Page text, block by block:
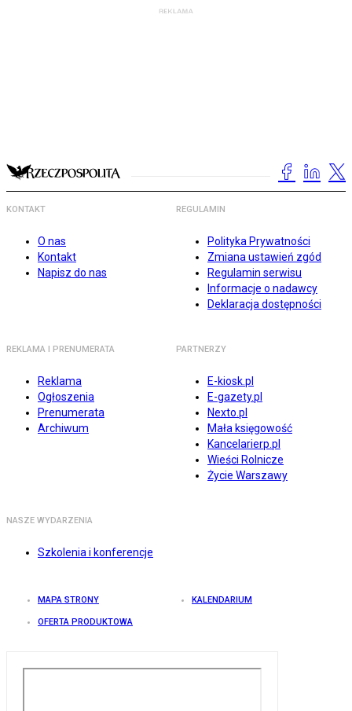
KONTAKT
O nas
Kontakt
Napisz do nas
REGULAMIN
Polityka Prywatności
Zmiana ustawień zgód
Regulamin serwisu
Informacje o nadawcy
Deklaracja dostępności
REKLAMA I PRENUMERATA
Reklama
Ogłoszenia
Prenumerata
Archiwum
PARTNERZY
E-kiosk.pl
E-gazety.pl
Nexto.pl
Mała księgowość
Kancelarierp.pl
Wieści Rolnicze
Życie Warszawy
NASZE WYDARZENIA
Szkolenia i konferencje
MAPA STRONY KALENDARIUM
OFERTA PRODUKTOWA